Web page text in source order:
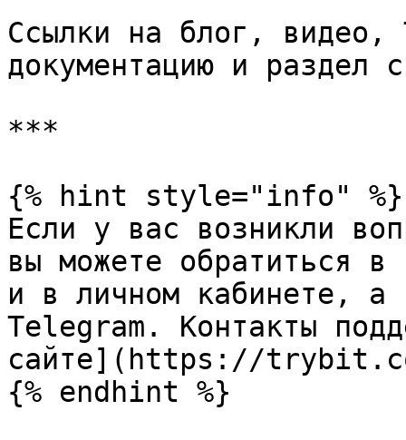
Ссылки на блог, видео,
документацию и раздел
***
{% hint style="info" %}
Если у вас возникли
вы можете обратиться
и в личном кабинете, а
Telegram. Контакты
сайте](https://
{% endhint %}